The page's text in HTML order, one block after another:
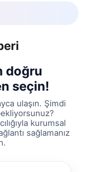
doğru
seçin!
ulaşın. Şimdi
kurumsal
sağlamanız